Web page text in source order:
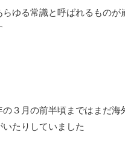
ゆる常識と呼ばれるものが
の３月の前半頃まではまだ海
いたりしていました